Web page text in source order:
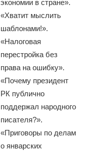
экономии в стране».
«Хватит мыслить
шаблонами!».
«Налоговая
перестройка без
права на ошибку».
«Почему президент
РК публично
поддержал народного
писателя?».
«Приговоры по делам
о январских